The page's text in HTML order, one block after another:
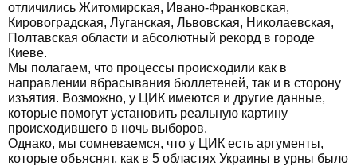
отличились Житомирская, Ивано-Франковская,
Кировоградская, Луганская, Львовская, Николаевская,
Полтавская области и абсолютный рекорд в городе
Киеве.
Мы полагаем, что процессы происходили как в
направлении вбрасывания бюллетеней, так и в сторону
изъятия. Возможно, у ЦИК имеются и другие данные,
которые помогут установить реальную картину
происходившего в ночь выборов.
Однако, мы сомневаемся, что у ЦИК есть аргументы,
которые объяснят, как в 5 областях Украины в урны было